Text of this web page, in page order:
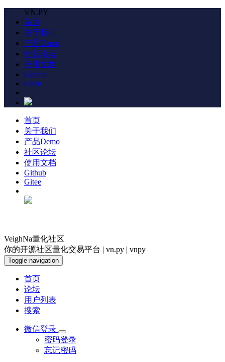
VN.PY
首页
关于我们
产品Demo
社区论坛
使用文档
Github
Gitee
首页
关于我们
产品Demo
社区论坛
使用文档
Github
Gitee
VeighNa量化社区
你的开源社区量化交易平台 | vn.py | vnpy
Toggle navigation
首页
论坛
用户列表
搜索
微信登录
密码登录
忘记密码